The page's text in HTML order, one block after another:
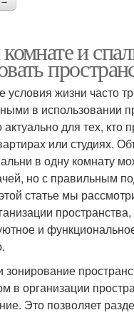
и
жизни часто
в использовании
для тех, кто
или студиях.
в одну комнату
но с правильным
статье мы
и
зонирование
в организации
Это позволяет